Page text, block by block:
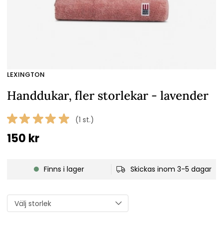
LEXINGTON
Handdukar, fler storlekar - lavender
(1 st.)
150 kr
Finns i lager Skickas inom 3-5 dagar